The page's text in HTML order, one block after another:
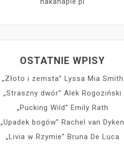
OSTATNIE WPISY
„Złoto i zemsta” Lyssa Mia Smith
„Straszny dwór” Alek Rogoziński
„Pucking Wild” Emily Rath
„Upadek bogów” Rachel van Dyken
„Livia w Rzymie” Bruna De Luca